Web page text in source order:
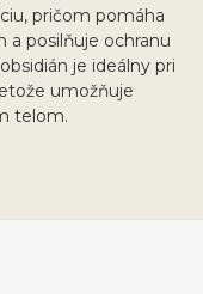
pričom pomáha
a posilňuje ochranu
je ideálny pri
umožňuje
telom.